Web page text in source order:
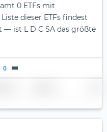
0 ETFs mit
dieser ETFs findest
— ist L D C SA das größte
0